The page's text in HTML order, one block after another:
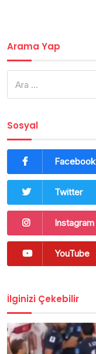
Arama Yap
Sosyal
Facebook
Twitter
Instagram
YouTube
İlginizi Çekebilir